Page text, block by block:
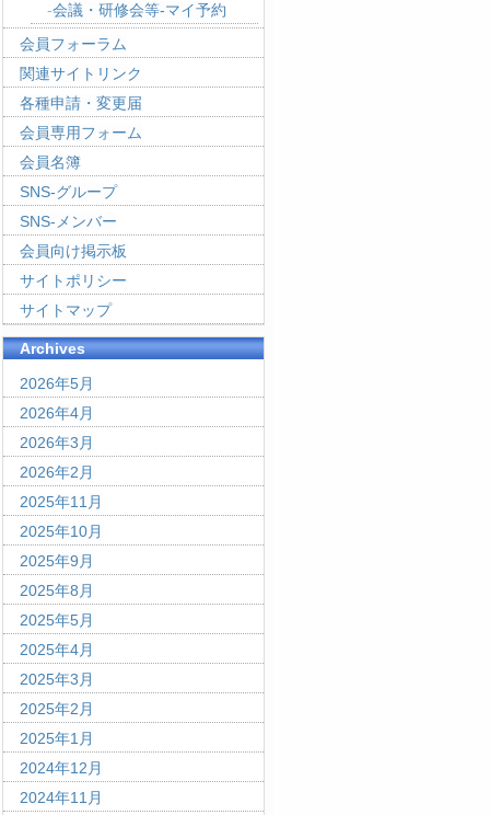
会議・研修会等-マイ予約
会員フォーラム
関連サイトリンク
各種申請・変更届
会員専用フォーム
会員名簿
SNS-グループ
SNS-メンバー
会員向け掲示板
サイトポリシー
サイトマップ
Archives
2026年5月
2026年4月
2026年3月
2026年2月
2025年11月
2025年10月
2025年9月
2025年8月
2025年5月
2025年4月
2025年3月
2025年2月
2025年1月
2024年12月
2024年11月